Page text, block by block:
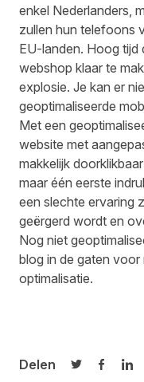
enkel Nederlanders,
zullen hun telefoons
EU-landen. Hoog tijd
webshop klaar te
explosie. Je kan er
geoptimaliseerde
Met een
website met
makkelijk
maar één eerste
een slechte ervaring
geërgerd wordt en
Nog niet
blog in de gaten voor
optimalisatie.
Delen
Delen op
Delen